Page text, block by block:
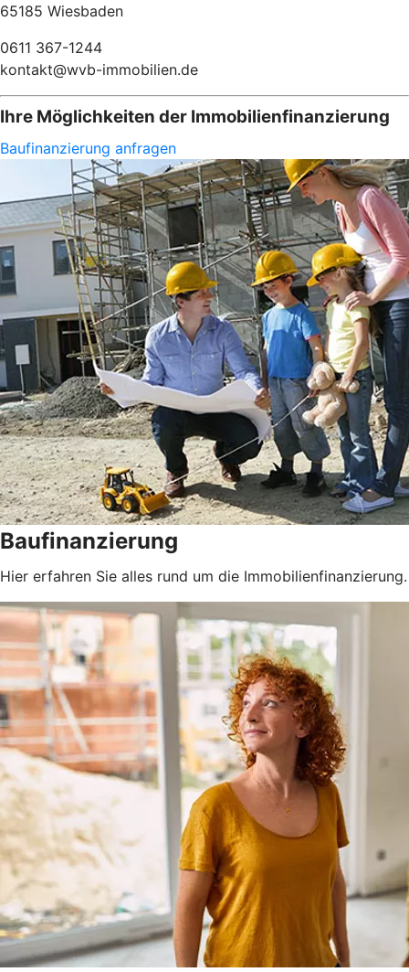
65185 Wiesbaden
0611 367-1244
kontakt@wvb-immobilien.de
Ihre Möglichkeiten der Immobilienfinanzierung
Baufinanzierung anfragen
Baufinanzierung
Hier erfahren Sie alles rund um die Immobilienfinanzierung.